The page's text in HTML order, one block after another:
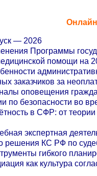
— 2026
Программы
помощи на
заказчиков за
оповещения
по безопасности во
в СФР: от
экспертная
решения КС РФ по
гибкого
как культура